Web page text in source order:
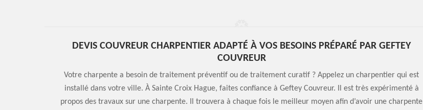
DEVIS COUVREUR CHARPENTIER ADAPTÉ À VOS BESOINS PRÉPARÉ PAR GEFTEY
COUVREUR
Votre charpente a besoin de traitement préventif ou de traitement curatif ? Appelez un charpentier qui est
installé dans votre ville. À Sainte Croix Hague, faites confiance à Geftey Couvreur. Il est très expérimenté à
propos des travaux sur une charpente. Il trouvera à chaque fois le meilleur moyen afin d’avoir une charpente